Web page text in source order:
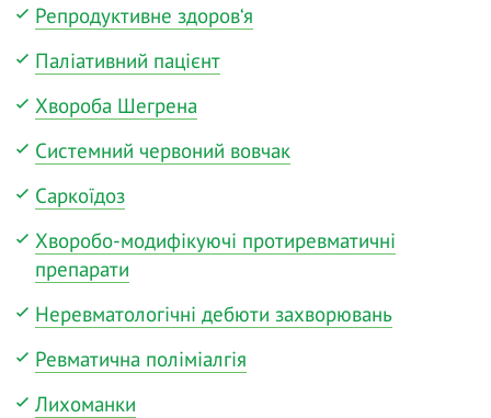
Репродуктивне здоров‘я
Паліативний пацієнт
Хвороба Шегрена
Системний червоний вовчак
Саркоїдоз
Хворобо-модифікуючі протиревматичні
препарати
Неревматологічні дебюти захворювань
Ревматична поліміалгія
Лихоманки